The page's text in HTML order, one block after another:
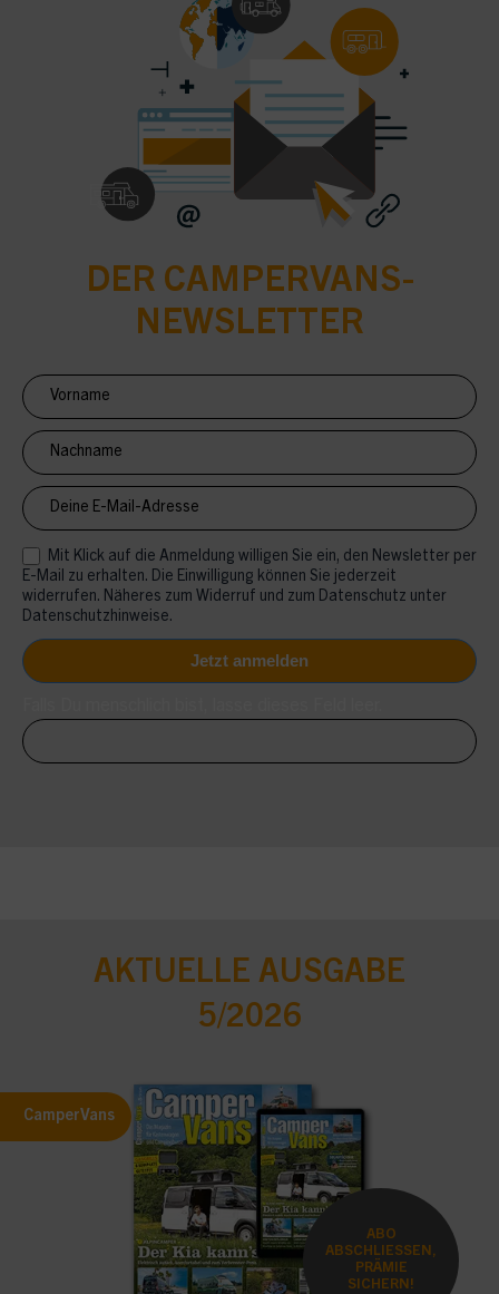
DER CAMPERVANS-
NEWSLETTER
Newsletter
Anmeldung
CV
Mit Klick auf die Anmeldung willigen Sie ein, den Newsletter per
E-Mail zu erhalten. Die Einwilligung können Sie jederzeit
widerrufen. Näheres zum Widerruf und zum Datenschutz unter
Datenschutzhinweise.
AKTUELLE AUSGABE
5/2026
CamperVans
ABO
ABSCHLIESSEN,
PRÄMIE
SICHERN!